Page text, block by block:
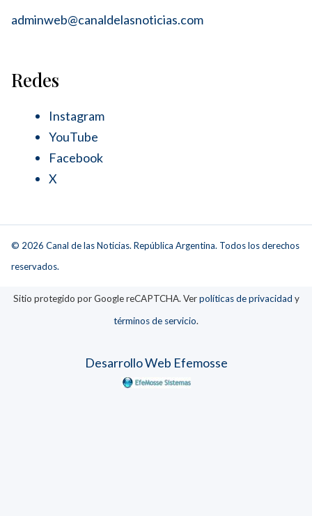
adminweb@canaldelasnoticias.com
Redes
Instagram
YouTube
Facebook
X
© 2026 Canal de las Noticias. República Argentina. Todos los derechos
reservados.
Sitio protegido por Google reCAPTCHA. Verpolíticas de privacidad y
términos de servicio.
Desarrollo Web Efemosse